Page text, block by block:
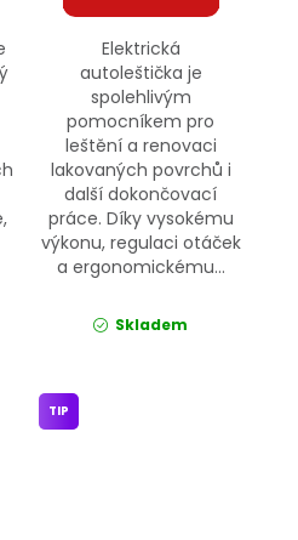
Elektrická
autoleštička je
spolehlivým
pomocníkem pro
leštění a renovaci
lakovaných povrchů i
další dokončovací
práce. Díky vysokému
výkonu, regulaci otáček
a ergonomickému...
Skladem
TIP